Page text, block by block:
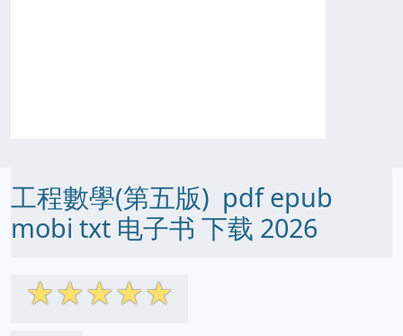
工程數學(第五版) pdf epub
mobi txt 电子书 下载 2026
☆☆☆☆☆